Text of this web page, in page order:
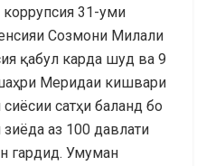
31-уми
Созмони Милали
қабул карда шуд ва 9
Меридаи кишвари
сатҳи баланд бо
аз 100 давлати
гардид. Умуман